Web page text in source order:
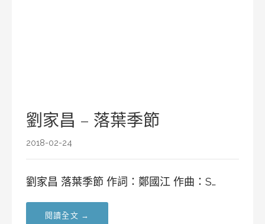
劉家昌 – 落葉季節
2018-02-24
劉家昌 落葉季節 作詞：鄭國江 作曲：S…
閱讀全文 →